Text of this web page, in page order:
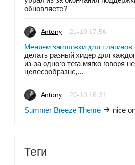
обновляете?
Antony 21-10 17:56
Меняем заголовки для плагинов
делать разный хидер для
из-за одного тега мягко говоря не
целесообразно,...
Antony 20-10 16:31
Summer Breeze Theme nice
Теги